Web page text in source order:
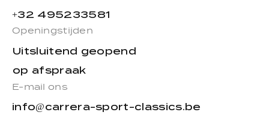
+32 495233581
Openingstijden
Uitsluitend geopend
op afspraak
E-mail ons
info@carrera-sport-classics.be